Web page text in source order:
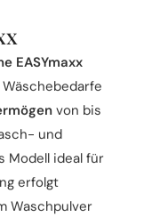
EASYmaxx
von bis
und
Modell ideal für
erfolgt
Waschpulver